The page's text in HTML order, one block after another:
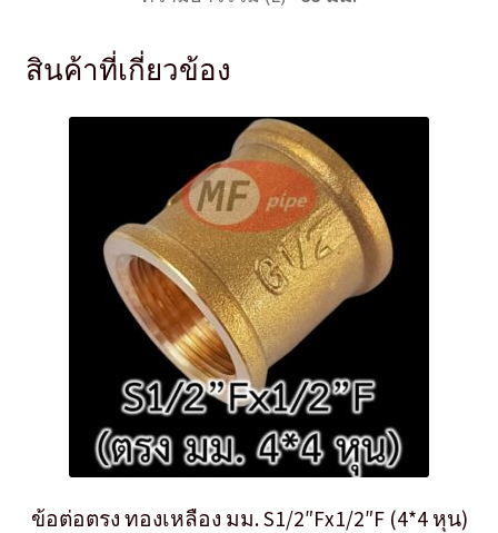
สินค้าที่เกี่ยวข้อง
ข้อต่อตรง ทองเหลือง มม. S1/2″Fx1/2″F (4*4 หุน)